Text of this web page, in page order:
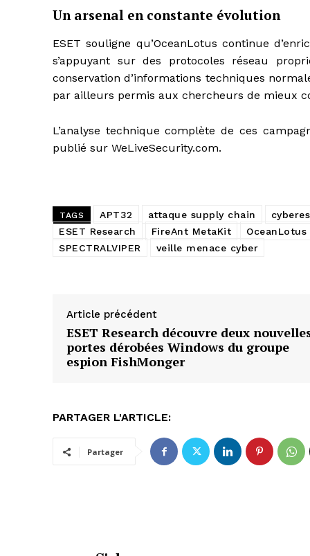
Un arsenal en constante évolution
ESET souligne qu’OceanLotus continue
s’appuyant sur des protocoles réseau
conservation d’informations techniques
par ailleurs permis aux chercheurs de mieux
L’analyse technique complète de ces
publié sur WeLiveSecurity.com.
TAGS APT32 attaque supply chain
ESET Research
FireAnt MetaKit
OceanLotus
SPECTRALVIPER
veille menace cyber
Article précédent
ESET Research découvre deux
portes dérobées Windows du groupe
espion FishMonger
PARTAGER L'ARTICLE:
Partager